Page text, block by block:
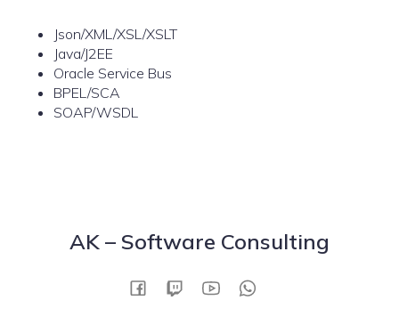
Json/XML/XSL/XSLT
Java/J2EE
Oracle Service Bus
BPEL/SCA
SOAP/WSDL
AK – Software Consulting